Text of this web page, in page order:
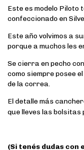
Este es modelo Piloto
confeccionado en
Este año volvimos a
porque a muchos les
Se cierra en pecho
como siempre posee
de la correa.
El detalle más
que lleves las bolsitas
(Si tenés dudas con